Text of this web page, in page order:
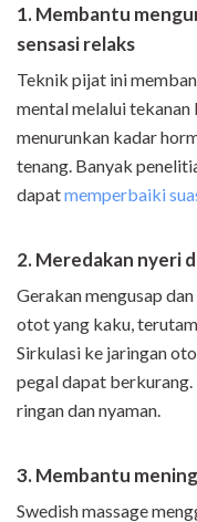
1. Membantu
sensasi relaks
Teknik pijat ini
mental melalui tekanan
menurunkan kadar
tenang. Banyak
dapatmemperbaiki
2. Meredakan nyeri
Gerakan mengusap
otot yang kaku,
Sirkulasi ke jaringan
pegal dapat
ringan dan nyaman.
3. Membantu
Swedish massage